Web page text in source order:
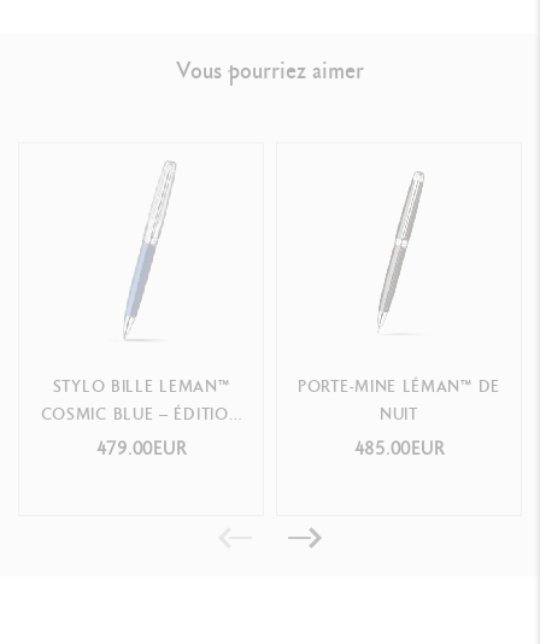
Vous pourriez aimer
STYLO BILLE LEMAN™
COSMIC BLUE – ÉDITION
SPÉCIALE
479.00EUR
PORTE-MINE LÉMAN™ DE
NUIT
485.00EUR